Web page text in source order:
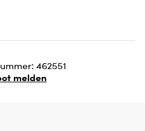
462551
melden